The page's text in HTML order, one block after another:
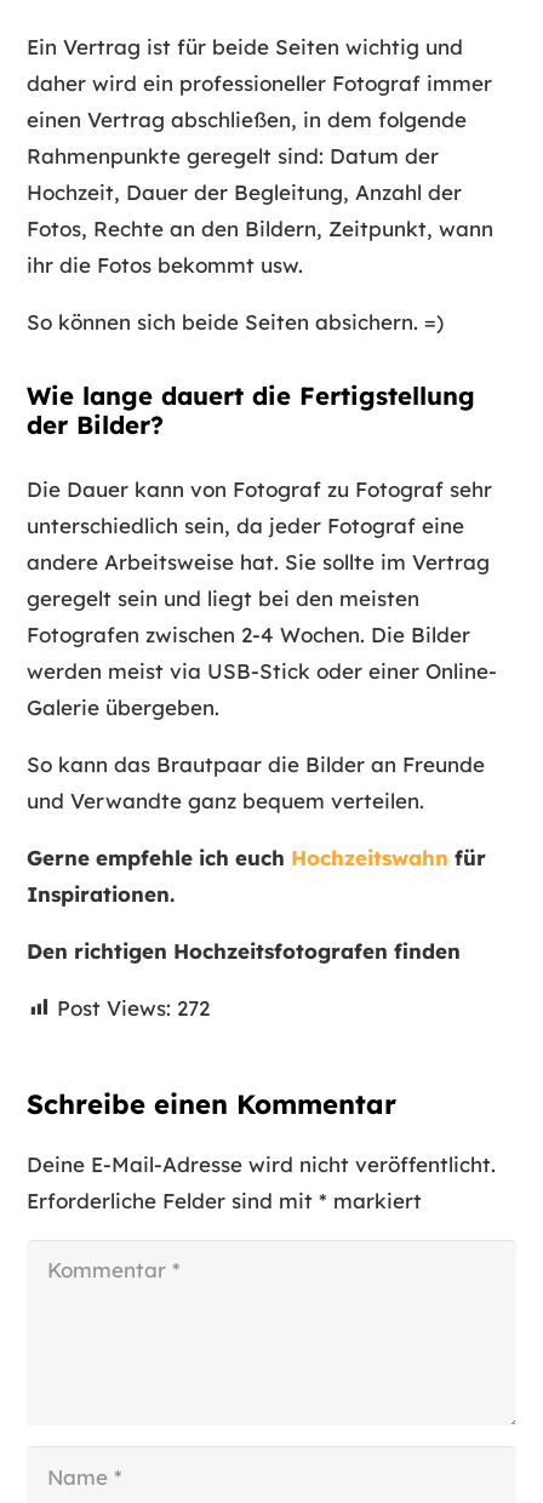
Ein Vertrag ist für beide Seiten wichtig und
daher wird ein professioneller Fotograf immer
einen Vertrag abschließen, in dem folgende
Rahmenpunkte geregelt sind: Datum der
Hochzeit, Dauer der Begleitung, Anzahl der
Fotos, Rechte an den Bildern, Zeitpunkt, wann
ihr die Fotos bekommt usw.
So können sich beide Seiten absichern. =)
Wie lange dauert die Fertigstellung
der Bilder?
Die Dauer kann von Fotograf zu Fotograf sehr
unterschiedlich sein, da jeder Fotograf eine
andere Arbeitsweise hat. Sie sollte im Vertrag
geregelt sein und liegt bei den meisten
Fotografen zwischen 2-4 Wochen. Die Bilder
werden meist via USB-Stick oder einer Online-
Galerie übergeben.
So kann das Brautpaar die Bilder an Freunde
und Verwandte ganz bequem verteilen.
Gerne empfehle ich euch Hochzeitswahn für
Inspirationen.
Den richtigen Hochzeitsfotografen finden
Post Views: 272
Schreibe einen Kommentar
Deine E-Mail-Adresse wird nicht veröffentlicht.
Erforderliche Felder sind mit* markiert